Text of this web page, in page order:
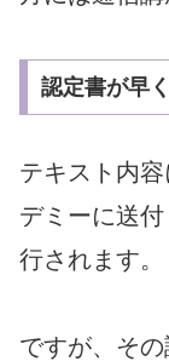
認定書が早
テキスト内
デミーに送
行されます。
ですが、そ